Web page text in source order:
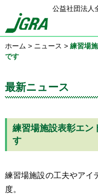
公益社団法人
ホーム > ニュース > 練習場
です
最新ニュース
練習場施設表彰エ
す
練習場施設の工夫やアイ
度。